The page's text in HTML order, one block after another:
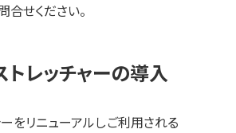
合せください。
トレッチャーの導入
ーをリニューアルしご利用される